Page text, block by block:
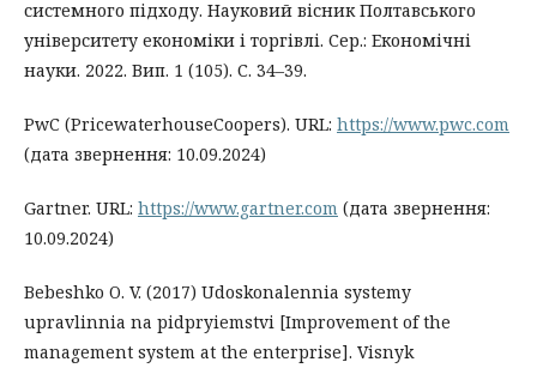
системного підходу. Науковий вісник Полтавського
університету економіки і торгівлі. Сер.: Економічні
науки. 2022. Вип. 1 (105). С. 34–39.
PwC (PricewaterhouseCoopers). URL: https://www.pwc.com
(дата звернення: 10.09.2024)
Gartner. URL: https://www.gartner.com (дата звернення:
10.09.2024)
Bebeshko O. V. (2017) Udoskonalennia systemy
upravlinnia na pidpryiemstvi [Improvement of the
management system at the enterprise]. Visnyk